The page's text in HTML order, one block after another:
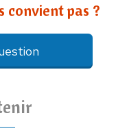
convient pas ?